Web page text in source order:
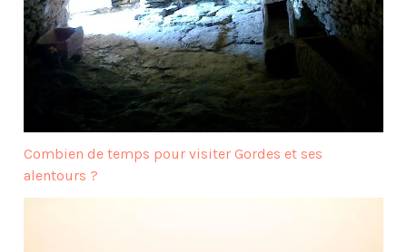
Combien de temps pour visiter Gordes et ses
alentours ?